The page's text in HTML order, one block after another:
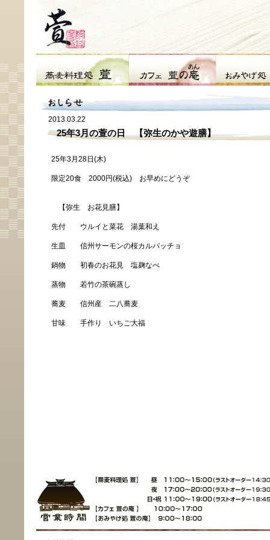
2013.03.22
25年3月の萱の日 【弥生のかや遊膳】
25年3月28日(木)
限定20食 2000円(税込) お早めにどうぞ
【弥生 お花見膳】
先付 ウルイと菜花 湯葉和え
生皿 信州サーモンの桜カルパッチョ
鍋物 初春のお花見 塩麹なべ
蒸物 若竹の茶碗蒸し
蕎麦 信州産 二八蕎麦
甘味 手作り いちご大福